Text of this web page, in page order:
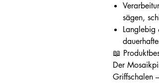
sägen,
Langlebig
📖
Der
Griffschalen